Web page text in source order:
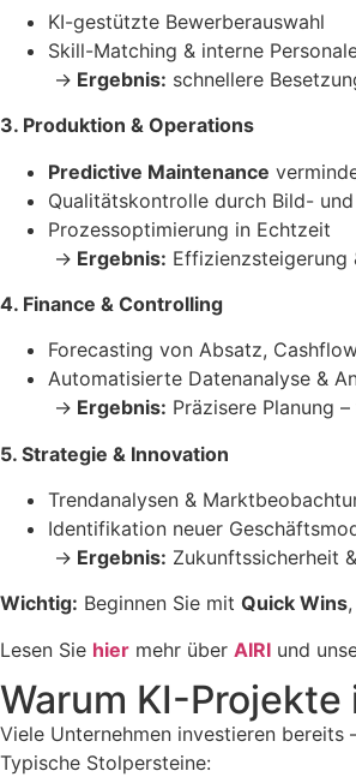
KI-gestützte Bewerberauswahl
Skill-Matching & interne
→ Ergebnis: schnellere
3. Produktion & Operations
Predictive Maintenance
Qualitätskontrolle durch Bild-
Prozessoptimierung in Echtzeit
→ Ergebnis: Effizienzsteigerung
4. Finance & Controlling
Forecasting von Absatz,
Automatisierte Datenanalyse &
→ Ergebnis: Präzisere Planung
5. Strategie & Innovation
Trendanalysen &
Identifikation neuer
→ Ergebnis: Zukunftssicherheit
Wichtig: Beginnen Sie mit Quick Wins
Lesen Sie hier mehr über AIRI und
Warum KI-
Viele Unternehmen investieren
Typische Stolpersteine: